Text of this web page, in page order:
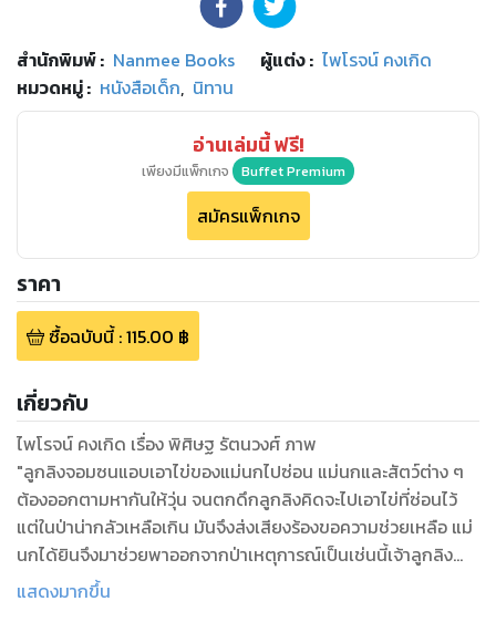
สำนักพิมพ์: Nanmee Books ผู้แต่ง : ไพโรจน์ คงเกิด
หมวดหมู่: หนังสือเด็ก, นิทาน
อ่านเล่มนี้ ฟรี!
เพียงมีแพ็กเกจ Buffet Premium
สมัครแพ็กเกจ
ราคา
ซื้อฉบับนี้:115.00 ฿
เกี่ยวกับ
ไพโรจน์ คงเกิด เรื่อง พิศิษฐ รัตนวงศ์ ภาพ
"ลูกลิงจอมซนแอบเอาไข่ของแม่นกไปซ่อน แม่นกและสัตว์ต่าง ๆ
ต้องออกตามหากันให้วุ่น จนตกดึกลูกลิงคิดจะไปเอาไข่ที่ซ่อนไว้
แต่ในป่าน่ากลัวเหลือเกิน มันจึงส่งเสียงร้องขอความช่วยเหลือ แม่
นกได้ยินจึงมาช่วยพาออกจากป่าเหตุการณ์เป็นเช่นนี้เจ้าลูกลิง
จอมซนจะทำอย่างไร
แสดงมากขึ้น